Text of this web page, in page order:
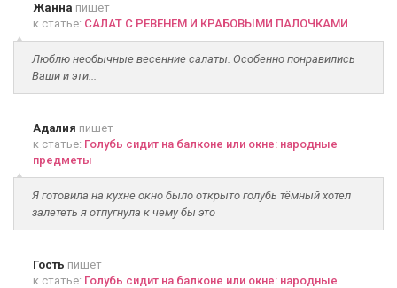
Жанна пишет
к статье: САЛАТ С РЕВЕНЕМ И КРАБОВЫМИ ПАЛОЧКАМИ
Люблю необычные весенние салаты. Особенно понравились
Ваши и эти...
Адалия пишет
к статье: Голубь сидит на балконе или окне: народные
предметы
Я готовила на кухне окно было открыто голубь тёмный хотел
залететь я отпугнула к чему бы это
Гость пишет
к статье: Голубь сидит на балконе или окне: народные